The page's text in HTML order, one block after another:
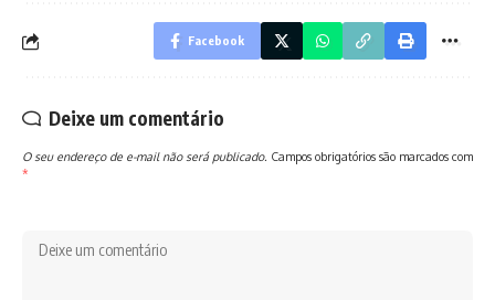
Facebook
Deixe um comentário
O seu endereço de e-mail não será publicado. Campos obrigatórios são marcados com
*